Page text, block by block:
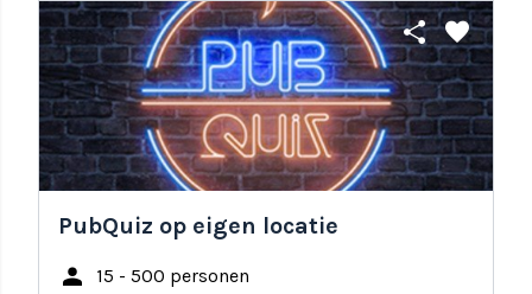
share favorite
PubQuiz op eigen locatie
person 15 - 500 personen